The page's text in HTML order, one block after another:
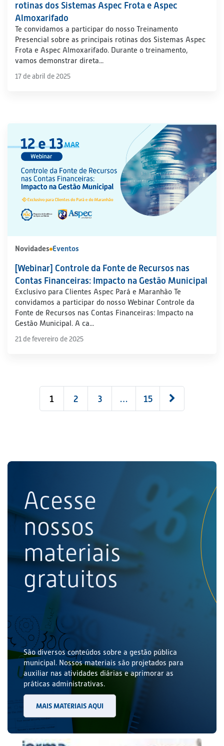
rotinas dos Sistemas Aspec Frota e Aspec
Almoxarifado
Te convidamos a participar do nosso Treinamento
Presencial sobre as principais rotinas dos Sistemas Aspec
Frota e Aspec Almoxarifado. Durante o treinamento,
vamos demonstrar direta...
17 de abril de 2025
Novidades Eventos
[Webinar] Controle da Fonte de Recursos nas
Contas Financeiras: Impacto na Gestão Municipal
Exclusivo para Clientes Aspec Pará e Maranhão Te
convidamos a participar do nosso Webinar Controle da
Fonte de Recursos nas Contas Financeiras: Impacto na
Gestão Municipal. A ca...
21 de fevereiro de 2025
1 2 3 … 15
Acesse
nossos
materiais
gratuitos
São diversos conteúdos sobre a gestão pública
municipal. Nossos materiais são projetados para
auxiliar nas atividades diárias e aprimorar as
práticas administrativas.
MAIS MATERIAIS AQUI